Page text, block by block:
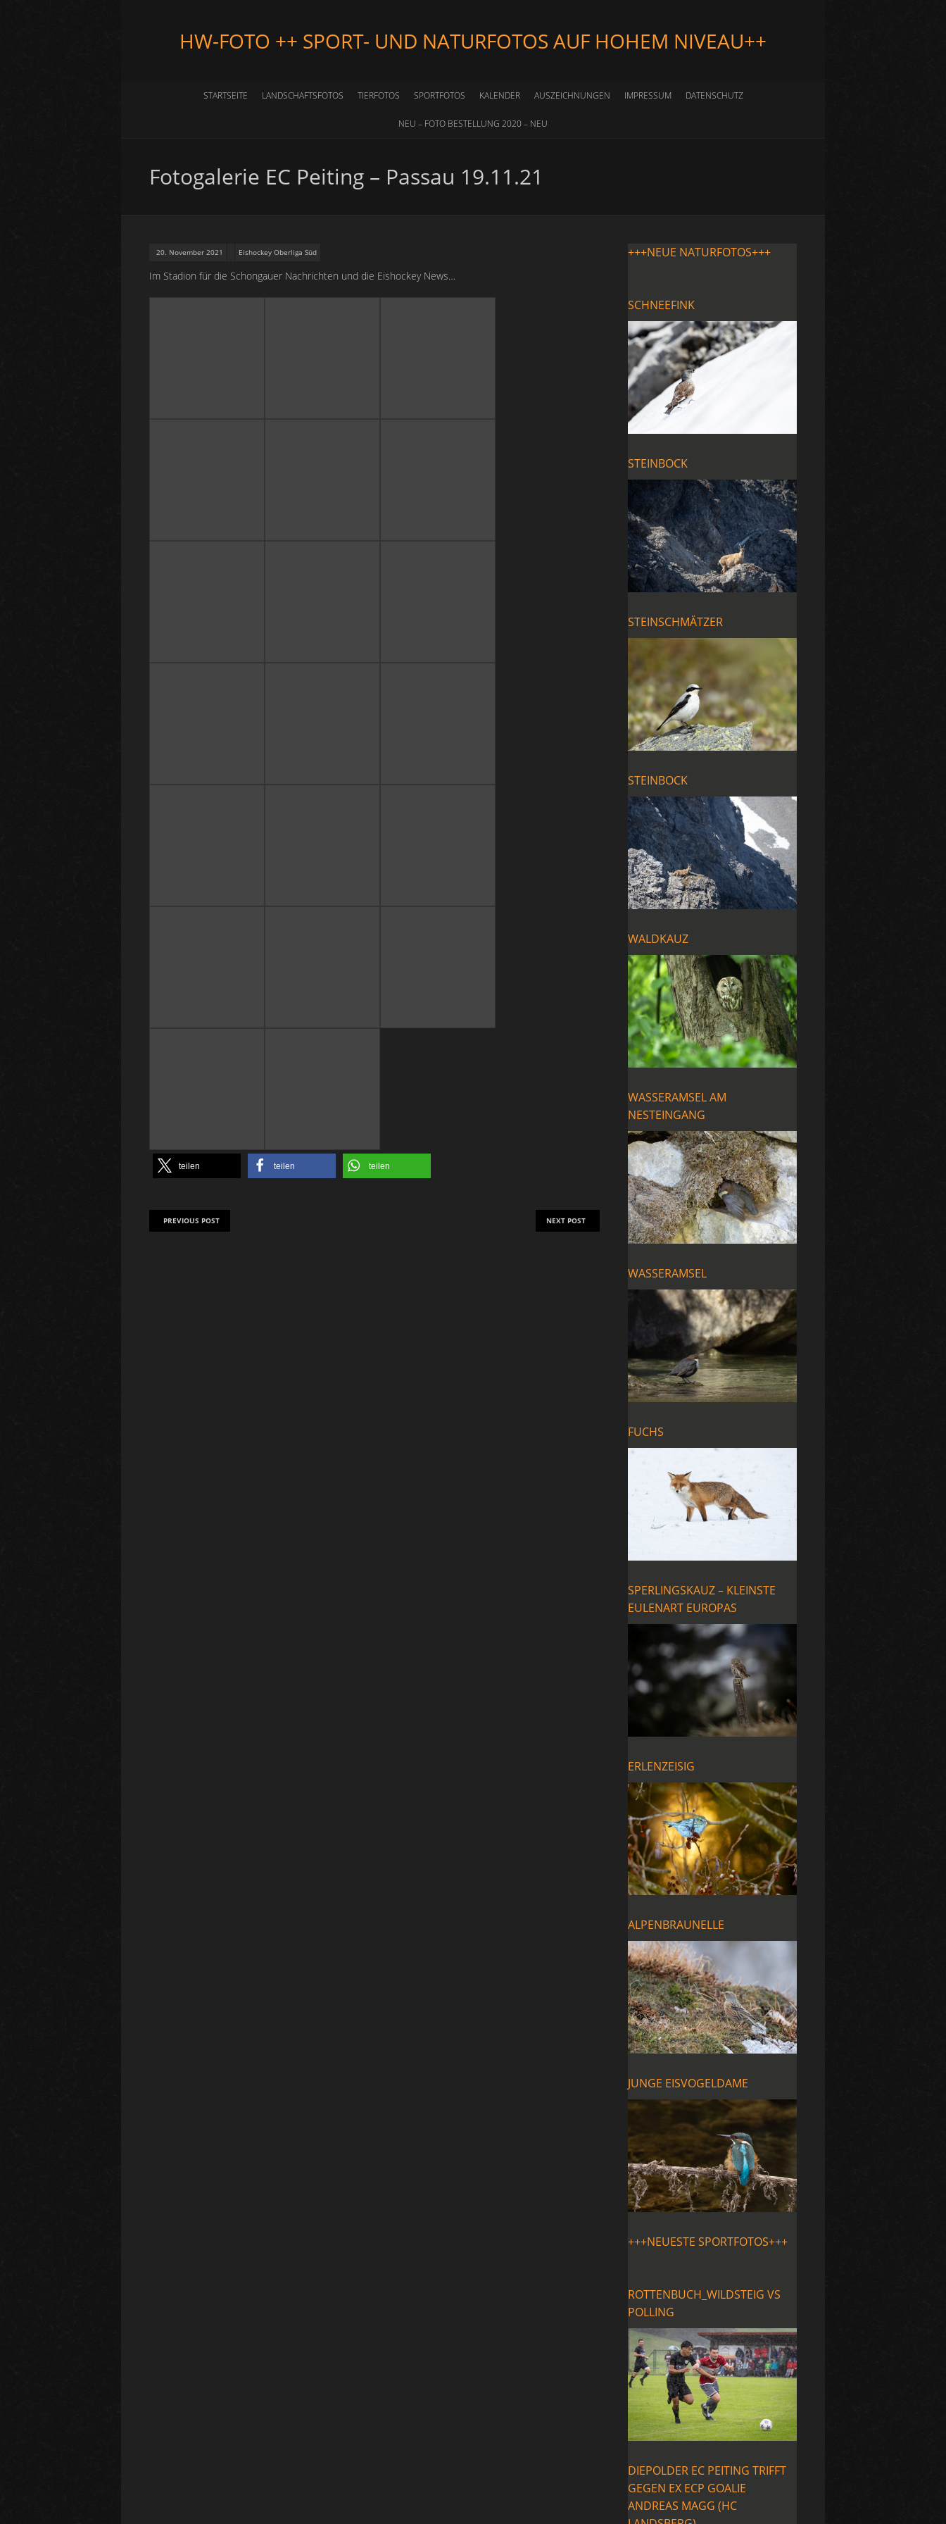
HW-FOTO ++ SPORT- UND NATURFOTOS AUF HOHEM NIVEAU++
STARTSEITE LANDSCHAFTSFOTOS TIERFOTOS SPORTFOTOS KALENDER AUSZEICHNUNGEN IMPRESSUM DATENSCHUTZ
NEU – FOTO BESTELLUNG 2020 – NEU
Fotogalerie EC Peiting – Passau 19.11.21
20. November 2021 Eishockey Oberliga Süd
Im Stadion für die Schongauer Nachrichten und die Eishockey News…
teilen teilen teilen
NEXT POST
PREVIOUS POST
+++NEUE NATURFOTOS+++
SCHNEEFINK
STEINBOCK
STEINSCHMÄTZER
STEINBOCK
WALDKAUZ
WASSERAMSEL AM
NESTEINGANG
WASSERAMSEL
FUCHS
SPERLINGSKAUZ – KLEINSTE
EULENART EUROPAS
ERLENZEISIG
ALPENBRAUNELLE
JUNGE EISVOGELDAME
+++NEUESTE SPORTFOTOS+++
ROTTENBUCH_WILDSTEIG VS
POLLING
DIEPOLDER EC PEITING TRIFFT
GEGEN EX ECP GOALIE
ANDREAS MAGG (HC